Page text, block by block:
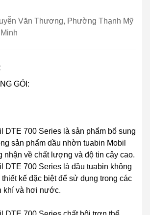
Văn Thương, Phường Thạnh Mỹ
GÓI:
DTE 700 Series là sản phẩm bổ sung
sản phẩm dầu nhờn tuabin Mobil
nhận về chất lượng và độ tin cậy cao.
DTE 700 Series là dầu tuabin không
kế đặc biệt để sử dụng trong các
khí và hơi nước.